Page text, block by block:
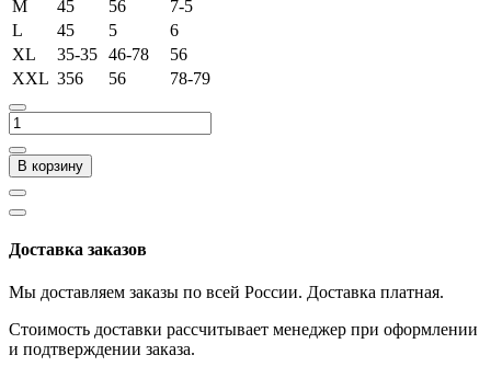
M
45 56
7-5
L
45 5
6
XL
35-35 46-78
56
XXL 356 56 78-79
В корзину
Доставка заказов
Мы доставляем заказы по всей России. Доставка платная.
Стоимость доставки рассчитывает менеджер при оформлении
и подтверждении заказа.